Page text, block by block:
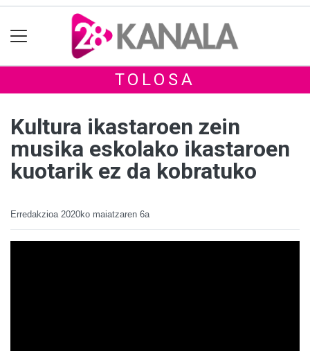
TOLOSA
Kultura ikastaroen zein
musika eskolako ikastaroen
kuotarik ez da kobratuko
Erredakzioa 2020ko maiatzaren 6a